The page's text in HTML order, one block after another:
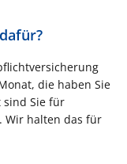
die haben Sie
sind Sie für
Wir halten das für